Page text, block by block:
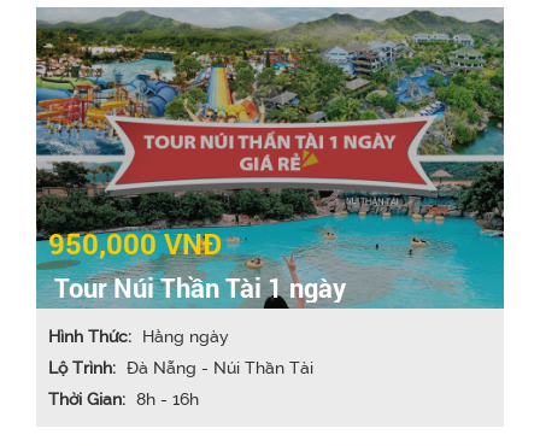
950,000 VNĐ
Tour Núi Thần Tài 1 ngày
Hình Thức: Hằng ngày
Lộ Trình: Đà Nẵng - Núi Thần Tài
Thời Gian: 8h - 16h